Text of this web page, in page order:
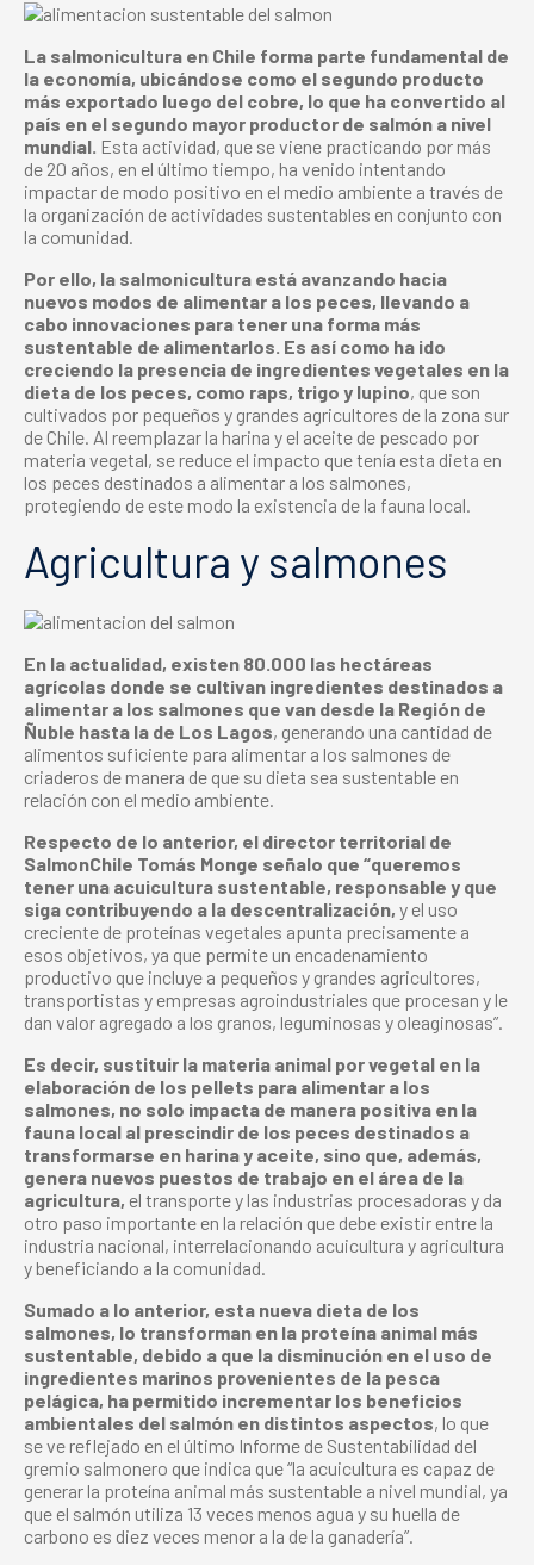
La salmonicultura en Chile forma parte fundamental de
la economía, ubicándose como el segundo producto
más exportado luego del cobre, lo que ha convertido al
país en el segundo mayor productor de salmón a nivel
mundial. Esta actividad, que se viene practicando por más
de 20 años, en el último tiempo, ha venido intentando
impactar de modo positivo en el medio ambiente a través de
la organización de actividades sustentables en conjunto con
la comunidad.
Por ello, la salmonicultura está avanzando hacia
nuevos modos de alimentar a los peces, llevando a
cabo innovaciones para tener una forma más
sustentable de alimentarlos. Es así como ha ido
creciendo la presencia de ingredientes vegetales en la
dieta de los peces, como raps, trigo y lupino, que son
cultivados por pequeños y grandes agricultores de la zona sur
de Chile. Al reemplazar la harina y el aceite de pescado por
materia vegetal, se reduce el impacto que tenía esta dieta en
los peces destinados a alimentar a los salmones,
protegiendo de este modo la existencia de la fauna local.
Agricultura y salmones
En la actualidad, existen 80.000 las hectáreas
agrícolas donde se cultivan ingredientes destinados a
alimentar a los salmones que van desde la Región de
Ñuble hasta la de Los Lagos, generando una cantidad de
alimentos suficiente para alimentar a los salmones de
criaderos de manera de que su dieta sea sustentable en
relación con el medio ambiente.
Respecto de lo anterior, el director territorial de
SalmonChile Tomás Monge señalo que “queremos
tener una acuicultura sustentable, responsable y que
siga contribuyendo a la descentralización, y el uso
creciente de proteínas vegetales apunta precisamente a
esos objetivos, ya que permite un encadenamiento
productivo que incluye a pequeños y grandes agricultores,
transportistas y empresas agroindustriales que procesan y le
dan valor agregado a los granos, leguminosas y oleaginosas”.
Es decir, sustituir la materia animal por vegetal en la
elaboración de los pellets para alimentar a los
salmones, no solo impacta de manera positiva en la
fauna local al prescindir de los peces destinados a
transformarse en harina y aceite, sino que, además,
genera nuevos puestos de trabajo en el área de la
agricultura, el transporte y las industrias procesadoras y da
otro paso importante en la relación que debe existir entre la
industria nacional, interrelacionando acuicultura y agricultura
y beneficiando a la comunidad.
Sumado a lo anterior, esta nueva dieta de los
salmones, lo transforman en la proteína animal más
sustentable, debido a que la disminución en el uso de
ingredientes marinos provenientes de la pesca
pelágica, ha permitido incrementar los beneficios
ambientales del salmón en distintos aspectos, lo que
se ve reflejado en el último Informe de Sustentabilidad del
gremio salmonero que indica que “la acuicultura es capaz de
generar la proteína animal más sustentable a nivel mundial, ya
que el salmón utiliza 13 veces menos agua y su huella de
carbono es diez veces menor a la de la ganadería”.